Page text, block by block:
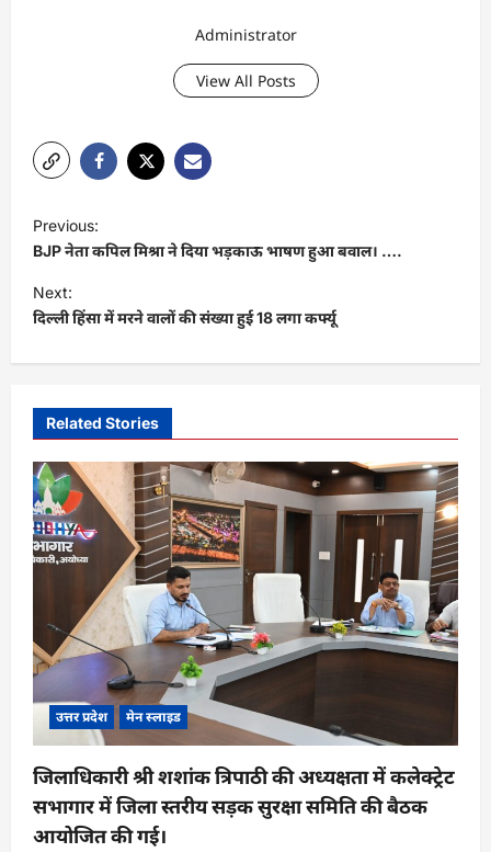
Administrator
View All Posts
o
s
t
v
g
a
t
n
Previous:
BJP नेता कपिल मिश्रा ने दिया भड़काऊ भाषण हुआ बवाल। ….
Next:
दिल्ली हिंसा में मरने वालों की संख्या हुई 18 लगा कर्फ्यू
Related Stories
उत्तर प्रदेश मेन स्लाइड
जिलाधिकारी श्री शशांक त्रिपाठी की अध्यक्षता में कलेक्ट्रेट
सभागार में जिला स्तरीय सड़क सुरक्षा समिति की बैठक
आयोजित की गई।